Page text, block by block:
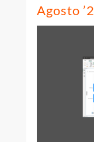
Agosto